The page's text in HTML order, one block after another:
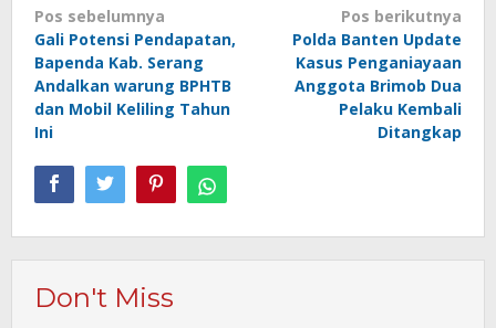
Navigasi
pos
Pos sebelumnya
Gali Potensi Pendapatan,
Bapenda Kab. Serang
Andalkan warung BPHTB
dan Mobil Keliling Tahun
Ini
Pos berikutnya
Polda Banten Update
Kasus Penganiayaan
Anggota Brimob Dua
Pelaku Kembali
Ditangkap
Don't Miss